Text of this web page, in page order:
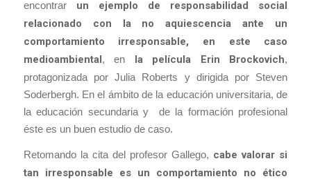
encontrar un ejemplo de responsabilidad social
relacionado con la no aquiescencia ante un
comportamiento irresponsable, en este caso
medioambiental, en la película Erin Brockovich,
protagonizada por Julia Roberts y dirigida por Steven
Soderbergh. En el ámbito de la educación universitaria, de
la educación secundaria y de la formación profesional
éste es un buen estudio de caso.
Retomando la cita del profesor Gallego, cabe valorar si
tan irresponsable es un comportamiento no ético